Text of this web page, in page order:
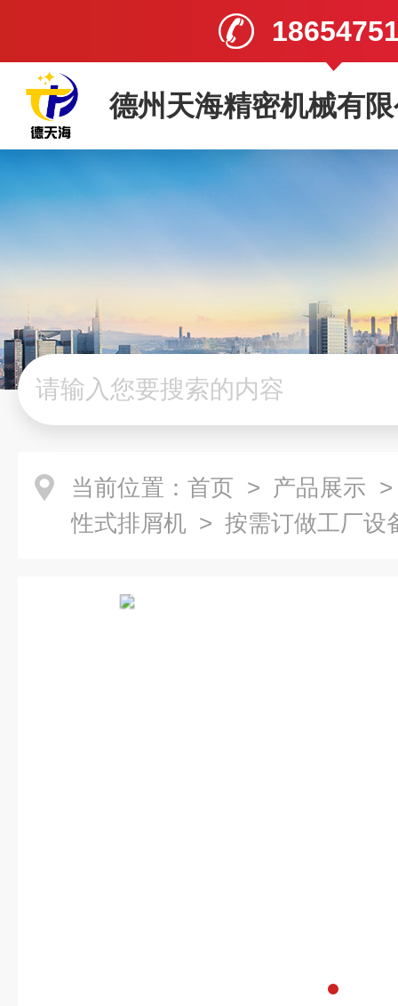
德州天海精密机械有
当前位置： 首页 > 产品展示
性式排屑机 > 按需订做工厂设